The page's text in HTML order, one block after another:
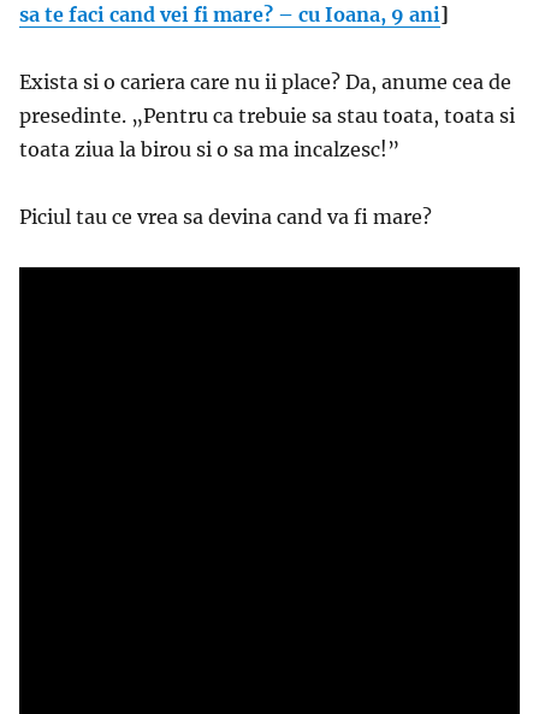
sa te faci cand vei fi mare? – cu Ioana, 9 ani]
Exista si o cariera care nu ii place? Da, anume cea de
presedinte. „Pentru ca trebuie sa stau toata, toata si
toata ziua la birou si o sa ma incalzesc! ”
Piciul tau ce vrea sa devina cand va fi mare?